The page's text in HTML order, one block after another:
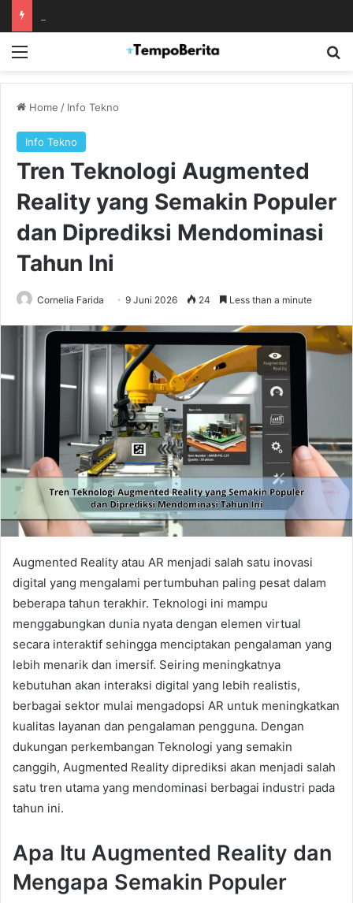
Home / Info Tekno
Info Tekno
Tren Teknologi Augmented
Reality yang Semakin Populer
dan Diprediksi Mendominasi
Tahun Ini
Cornelia Farida 9 Juni 2026 24 Less than a minute
Augmented Reality atau AR menjadi salah satu inovasi
digital yang mengalami pertumbuhan paling pesat dalam
beberapa tahun terakhir. Teknologi ini mampu
menggabungkan dunia nyata dengan elemen virtual
secara interaktif sehingga menciptakan pengalaman yang
lebih menarik dan imersif. Seiring meningkatnya
kebutuhan akan interaksi digital yang lebih realistis,
berbagai sektor mulai mengadopsi AR untuk meningkatkan
kualitas layanan dan pengalaman pengguna. Dengan
dukungan perkembangan Teknologi yang semakin
canggih, Augmented Reality diprediksi akan menjadi salah
satu tren utama yang mendominasi berbagai industri pada
tahun ini.
Apa Itu Augmented Reality dan
Mengapa Semakin Populer